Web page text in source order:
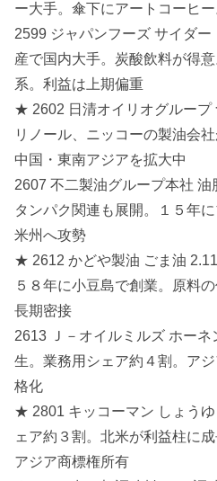
ー大手。傘下にアートコーヒ
2599 ジャパンフーズ サイダ
産で国内大手。炭酸飲料が得
系。利益は上期偏重
★ 2602 日清オイリオグループ
リノール、ニッコーの製油会
中国・東南アジアを拡大中
2607 不二製油グループ本社
タンパク関連も展開。１５年
米州へ攻勢
★ 2612 かどや製油 ごま油
５８年に小豆島で創業。原料
長期密接
2613 Ｊ－オイルミルズ ホー
生。業務用シェア約４割。ア
格化
★ 2801 キッコーマン しょう
ェア約３割。北米が利益柱に
アジア商標権所有